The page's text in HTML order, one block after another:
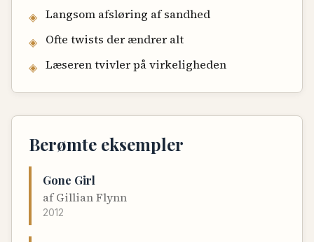
◈ Langsom afsløring af sandhed
◈ Ofte twists der ændrer alt
◈ Læseren tvivler på virkeligheden
Berømte eksempler
Gone Girl
afGillian Flynn
2012